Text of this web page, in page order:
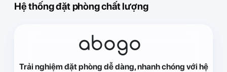
Hệ thống đặt phòng chất lượng
abogo
Trải nghiệm đặt phòng dễ dàng, nhanh chóng với hệ